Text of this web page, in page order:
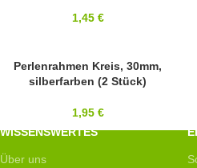
1,45 €
Perlenrahmen Kreis, 30mm,
silberfarben (2 Stück)
1,95 €
WISSENSWERTES
Über uns